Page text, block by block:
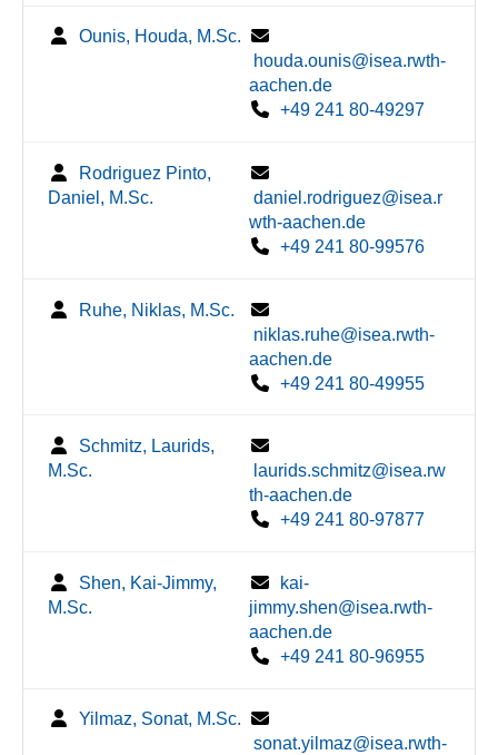
Ounis, Houda, M.Sc.
houda.ounis@isea.rwth-
aachen.de
+49 241 80-49297
Rodriguez Pinto,
Daniel, M.Sc.
daniel.rodriguez@isea.r
wth-aachen.de
+49 241 80-99576
Ruhe, Niklas, M.Sc.
niklas.ruhe@isea.rwth-
aachen.de
+49 241 80-49955
Schmitz, Laurids,
M.Sc.
laurids.schmitz@isea.rw
th-aachen.de
+49 241 80-97877
Shen, Kai-Jimmy,
M.Sc.
kai-
jimmy.shen@isea.rwth-
aachen.de
+49 241 80-96955
Yilmaz, Sonat, M.Sc.
sonat.yilmaz@isea.rwth-